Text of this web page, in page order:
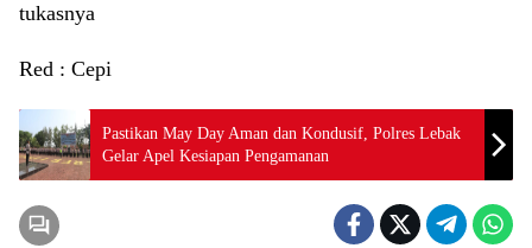
tukasnya
Red : Cepi
Pastikan May Day Aman dan Kondusif, Polres Lebak
Gelar Apel Kesiapan Pengamanan